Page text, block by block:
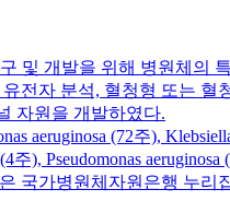
및 개발을 위해 병원체의
전자 분석, 혈청형 또는 혈
자원을 개발하였다.
aeruginosa (72주),
), Pseudomonas aeruginosa
국가병원체자원은행 누리